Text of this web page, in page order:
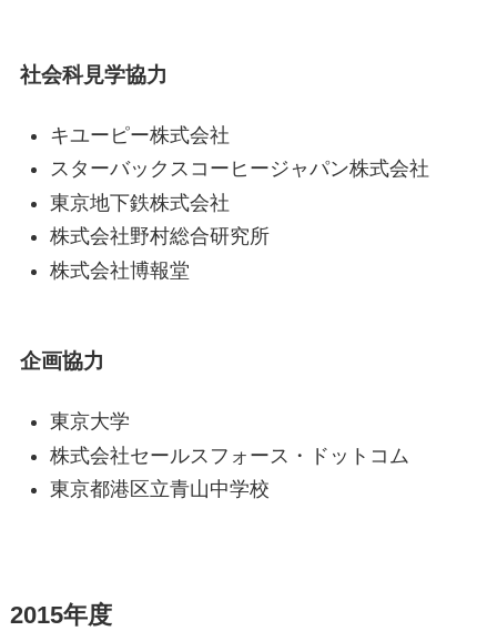
社会科見学協力
キユーピー株式会社
スターバックスコーヒージャパン株式会社
東京地下鉄株式会社
株式会社野村総合研究所
株式会社博報堂
企画協力
東京大学
株式会社セールスフォース・ドットコム
東京都港区立青山中学校
2015年度